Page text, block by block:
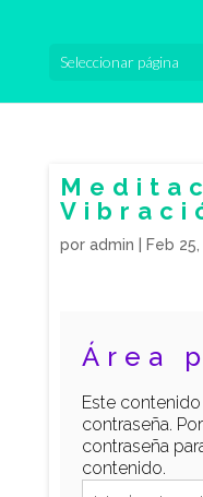
Seleccionar página
por admin Feb
Área
Este
contraseña.
contraseña
contenido.